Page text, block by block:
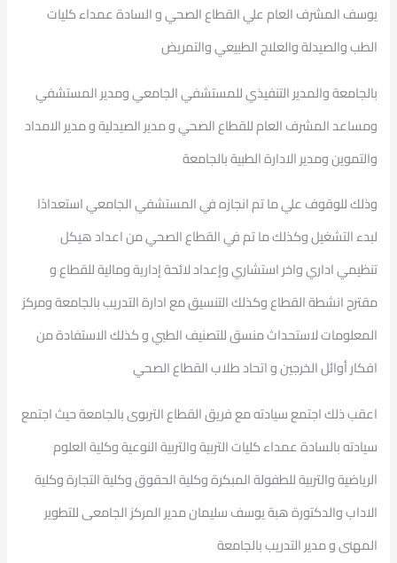
يوسف المشرف العام علي القطاع الصحي و السادة عمداء كليات
الطب والصيدلة والعلاج الطبيعي والتمريض
بالجامعة والمدير التنفيذي للمستشفي الجامعي ومدير المستشفي
ومساعد المشرف العام للقطاع الصحي و مدير الصيدلية و مدير الامداد
والتموين ومدير الادارة الطبية بالجامعة
وذلك للوقوف علي ما تم انجازه في المستشفي الجامعي استعدادًا
لبدء التشغيل وكذلك ما تم في القطاع الصحي من اعداد هيكل
تنظيمي اداري واخر استشاري وإعداد لائحة إدارية ومالية للقطاع و
مقترح انشطة القطاع وكذلك التنسيق مع ادارة التدريب بالجامعة ومركز
المعلومات لاستحداث منسق للتصنيف الطبي و كذلك الاستفادة من
افكار أوائل الخرجين و اتحاد طلاب القطاع الصحي
اعقب ذلك اجتمع سيادته مع فريق القطاع التربوى بالجامعة حيث اجتمع
سيادته بالسادة عمداء كليات التربية والتربية النوعية وكلية العلوم
الرياضية والتربية للطفولة المبكرة وكلية الحقوق وكلية التجارة وكلية
الاداب والدكتورة هبة يوسف سليمان مدير المركز الجامعى للتطوير
المهنى و مدير التدريب بالجامعة